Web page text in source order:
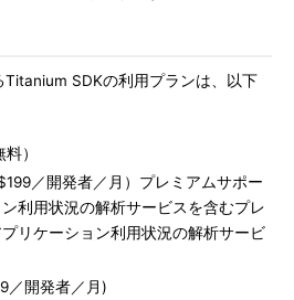
SDKの利用プランは、以下
）
／開発者／月）プレミアムサポー
利用状況の解析サービスを含むプレ
リケーション利用状況の解析サービ
／開発者／月)